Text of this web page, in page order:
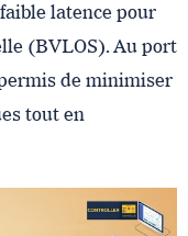
latence pour
(BVLOS). Au port
de minimiser
tout en